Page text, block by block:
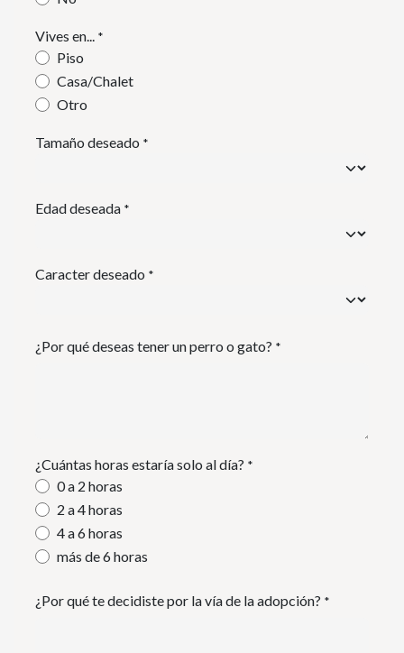
Vives en... *
Piso
Casa/Chalet
Otro
Tamaño deseado *
Edad deseada *
Caracter deseado *
¿Por qué deseas tener un perro o gato? *
¿Cuántas horas estaría solo al día? *
0 a 2 horas
2 a 4 horas
4 a 6 horas
más de 6 horas
¿Por qué te decidiste por la vía de la adopción? *